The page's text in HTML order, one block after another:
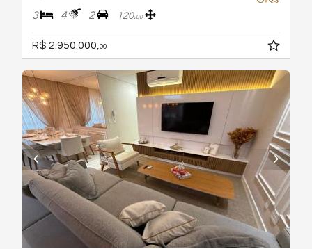
3 4 2 120,00
R$ 2.950.000, 00